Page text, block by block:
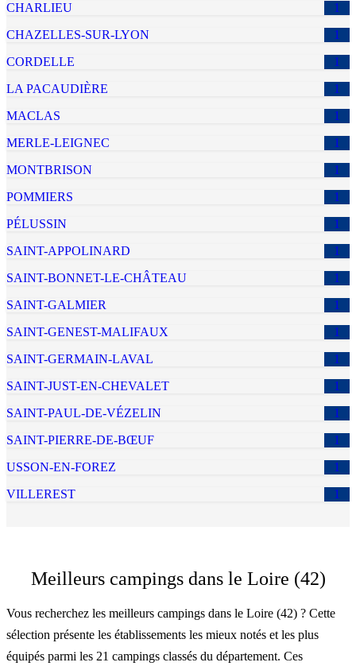
CHARLIEU
1
CHAZELLES-SUR-LYON
1
CORDELLE
1
LA PACAUDIÈRE
1
MACLAS
1
MERLE-LEIGNEC
1
MONTBRISON
1
POMMIERS
1
PÉLUSSIN
1
SAINT-APPOLINARD
1
SAINT-BONNET-LE-CHÂTEAU
1
SAINT-GALMIER
1
SAINT-GENEST-MALIFAUX
1
SAINT-GERMAIN-LAVAL
1
SAINT-JUST-EN-CHEVALET
1
SAINT-PAUL-DE-VÉZELIN
1
SAINT-PIERRE-DE-BŒUF
1
USSON-EN-FOREZ
1
VILLEREST
1
Meilleurs campings dans le Loire (42)
Vous recherchez les meilleurs campings dans le Loire (42) ? Cette
sélection présente les établissements les mieux notés et les plus
équipés parmi les 21 campings classés du département. Ces